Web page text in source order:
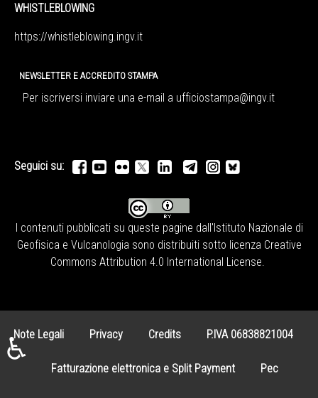
WHISTLEBLOWING
https://whistleblowing.ingv. it
NEWSLETTER E ACCREDITO STAMPA
Per iscriversi inviare una e-mail a ufficiostampa@ingv.it
Seguici su:
I contenuti pubblicati su queste pagine dall'Istituto Nazionale di
Geofisica e Vulcanologia sono distribuiti sotto licenza Creative
Commons Attribution 4.0 International License
Note Legali Privacy Credits P.IVA 06838821004
Fatturazione elettronica e Split Payment Pec